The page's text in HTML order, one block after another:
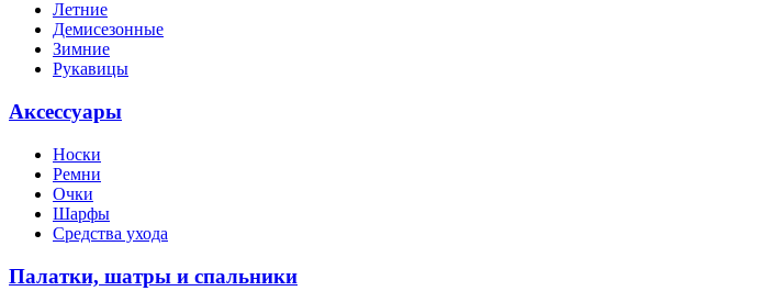
Летние
Демисезонные
Зимние
Рукавицы
Аксессуары
Носки
Ремни
Очки
Шарфы
Средства ухода
Палатки, шатры и спальники